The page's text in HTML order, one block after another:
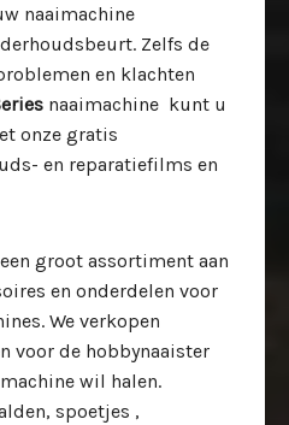
naaimachine
Zelfs de
en klachten
naaimachine kunt u
onze gratis
en reparatiefilms en
groot assortiment aan
en onderdelen voor
We verkopen
voor de hobbynaaister
wil halen.
spoetjes ,